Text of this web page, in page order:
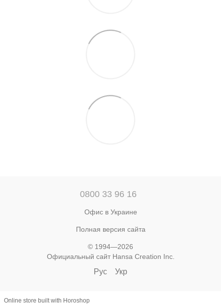
0800 33 96 16
Офис в Украине
Полная версия сайта
© 1994—2026
Официальный сайт Hansa Creation Inc.
Рус Укр
Online store built with Horoshop